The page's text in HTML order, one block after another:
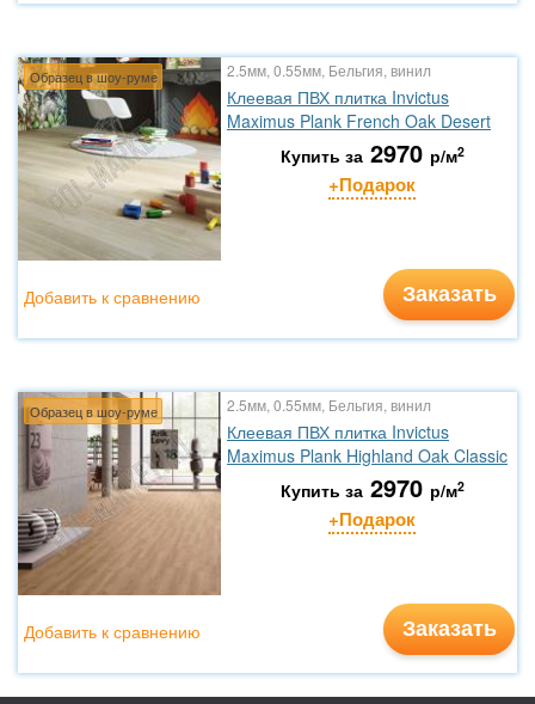
Образец в шоу-руме 2.5мм, 0.55мм, Бельгия, винил
Клеевая ПВХ плитка Invictus
Maximus Plank French Oak Desert
Купить за 2970 р/м2
+Подарок
Заказать
Добавить к сравнению
Образец в шоу-руме 2.5мм, 0.55мм, Бельгия, винил
Клеевая ПВХ плитка Invictus
Maximus Plank Highland Oak Classic
Купить за 2970 р/м2
+Подарок
Заказать
Добавить к сравнению